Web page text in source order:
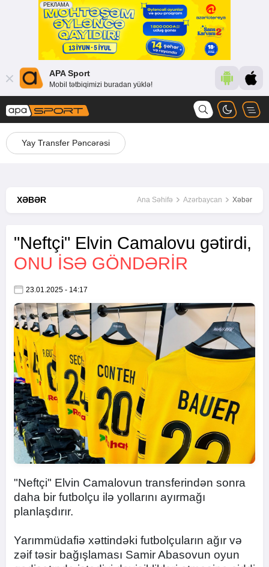
APA Sport
Mobil tətbiqimizi buradan yüklə!
Yay Transfer Pəncərəsi
XƏBƏR Ana Səhifə Azərbaycan Xəbər
"Neftçi" Elvin Camalovu gətirdi,
ONU ISƏ GÖNDƏRIR
23.01.2025 - 14:17
"Neftçi" Elvin Camalovun transferindən sonra
daha bir futbolçu ilə yollarını ayırmağı
planlaşdırır.
Yarımmüdafiə xəttindəki futbolçuların ağır və
zəif təsir bağışlaması Samir Abasovun oyun